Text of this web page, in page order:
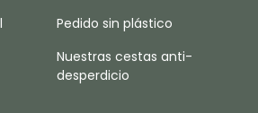
Pedido sin plástico
Nuestras cestas anti-
desperdicio